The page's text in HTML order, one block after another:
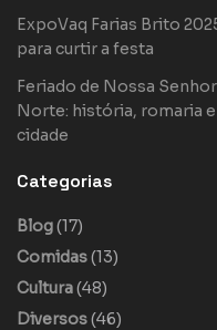
ExpoVaq Farias Brito
para curtir a festa
Feriado de Nossa
Norte: história, romaria
cidade
Categorias
Blog(17)
Comidas(13)
Cultura(48)
Diversos(46)